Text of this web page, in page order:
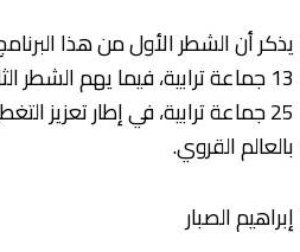
25 جماعة ترابية، في إطار تعزيز
بالعالم القروي.
إبراهيم الصبار